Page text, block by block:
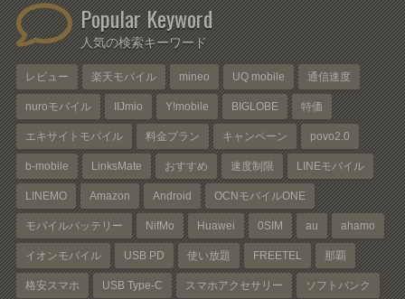
Popular Keyword
人気の検索キーワード
レビュー 楽天モバイル mineo UQ mobile 通信速度
nuroモバイル IIJmio Y!mobile BIGLOBE 特価
エキサイトモバイル 料金プラン キャンペーン povo2.0
b-mobile LinksMate おすすめ 速度制限 LINEモバイル
LINEMO Amazon Android OCNモバイルONE
モバイルバッテリー NifMo Huawei 0SIM au ahamo
イオンモバイル USB PD 使い放題 FREETEL 那覇
格安スマホ USB Type-C スマホアクセサリー ソフトバンク